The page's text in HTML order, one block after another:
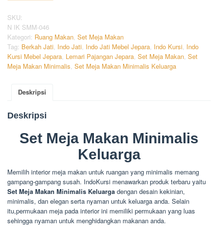
SKU:
N IK SMM-046
Kategori: Ruang Makan Set Meja Makan
Tag: Berkah Jati Indo Jati Indo Jati Mebel Jepara Indo Kursi Indo
Kursi Mebel Jepara Lemari Pajangan Jepara Set Meja Makan Set
Meja Makan Minimalis Set Meja Makan Minimalis Keluarga
Deskripsi
Deskripsi
Set Meja Makan Minimalis
Keluarga
Memilih interior meja makan untuk ruangan yang minimalis memang
gampang-gampang susah. IndoKursi menawarkan produk terbaru yaitu
Set Meja Makan Minimalis Keluarga dengan desain kekinian,
minimalis, dan elegan serta nyaman untuk keluarga anda. Selain
itu,permukaan meja pada interior ini memiliki permukaan yang luas
sehingga nyaman untuk menghidangkan makanan anda.